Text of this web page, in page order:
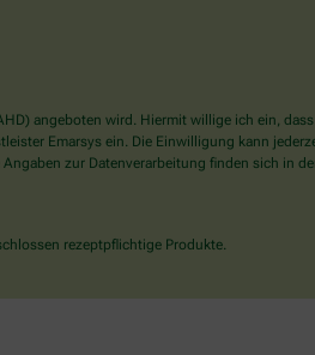
angeboten wird. Hiermit willige ich ein,
Emarsys ein. Die Einwilligung kann
zur Datenverarbeitung finden sich in
rezeptpflichtige Produkte.